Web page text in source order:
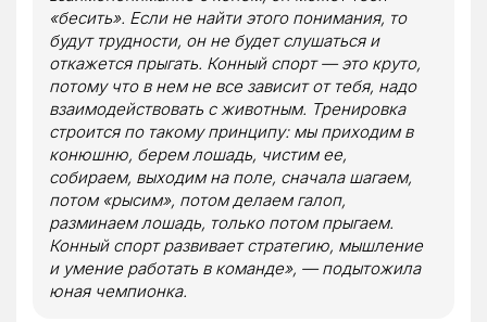
«бесить». Если не найти этого понимания, то
будут трудности, он не будет слушаться и
откажется прыгать. Конный спорт — это круто,
потому что в нем не все зависит от тебя, надо
взаимодействовать с животным. Тренировка
строится по такому принципу: мы приходим в
конюшню, берем лошадь, чистим ее,
собираем, выходим на поле, сначала шагаем,
потом «рысим», потом делаем галоп,
разминаем лошадь, только потом прыгаем.
Конный спорт развивает стратегию, мышление
и умение работать в команде», — подытожила
юная чемпионка.